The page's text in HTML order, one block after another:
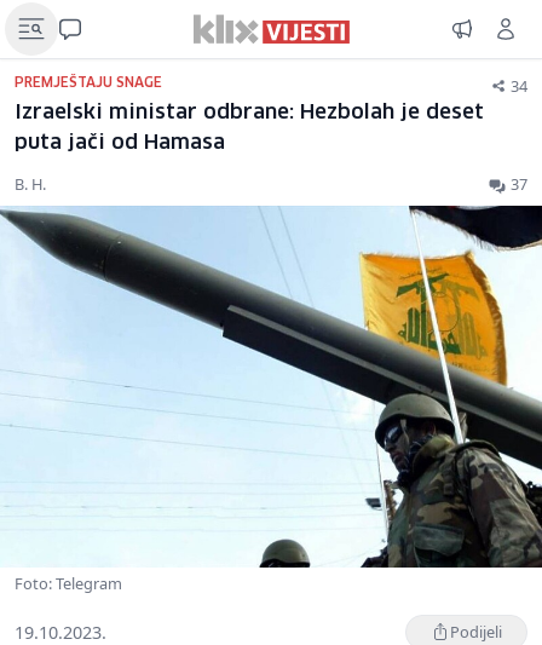
PREMJEŠTAJU SNAGE 34
Izraelski ministar odbrane: Hezbolah je deset
puta jači od Hamasa
B. H. 37
Foto: Telegram
19.10.2023. Podijeli